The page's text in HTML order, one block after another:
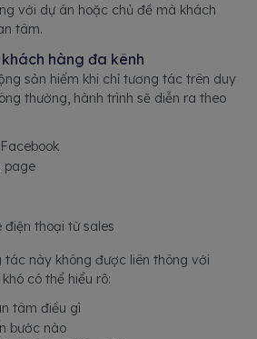
với dự án hoặc chủ đề mà khách
tâm.
hàng đa kênh
sản hiếm khi chỉ tương tác trên duy
thường, hành trình sẽ diễn ra theo
page
điện thoại từ sales
tác này không được liên thông với
có thể hiểu rõ:
tâm điều gì
bước nào